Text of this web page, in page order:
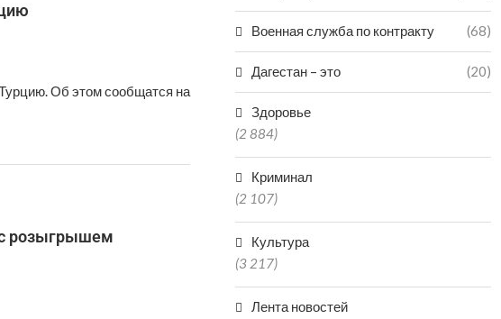
Об этом сообщатся на
с розыгрышем
Военная служба по контракту (68)
Дагестан – это (20)
Здоровье
(2 884)
Криминал
(2 107)
Культура
(3 217)
Лента новостей